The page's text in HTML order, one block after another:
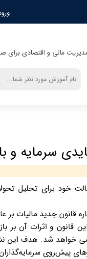
مدیریت مالی و اقتصادی برای
سرمایه و
خود برای تحلیل
قانون جدید مالیات بر
قانون و اثرات آن بر
خواهد شد. هدف این
پیش‌روی